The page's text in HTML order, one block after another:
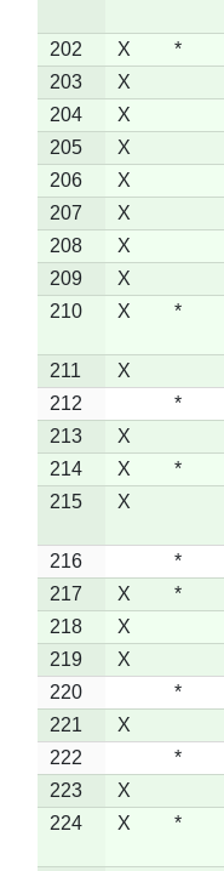
202 X *
203
X
204
X
205
X
206
X
207
X
208
X
209
X
210
X *
211
X
212
*
213
X
214
X *
215
X
216
*
217
X *
218
X
219
X
220
*
221
X
222
*
223
X
224
X *